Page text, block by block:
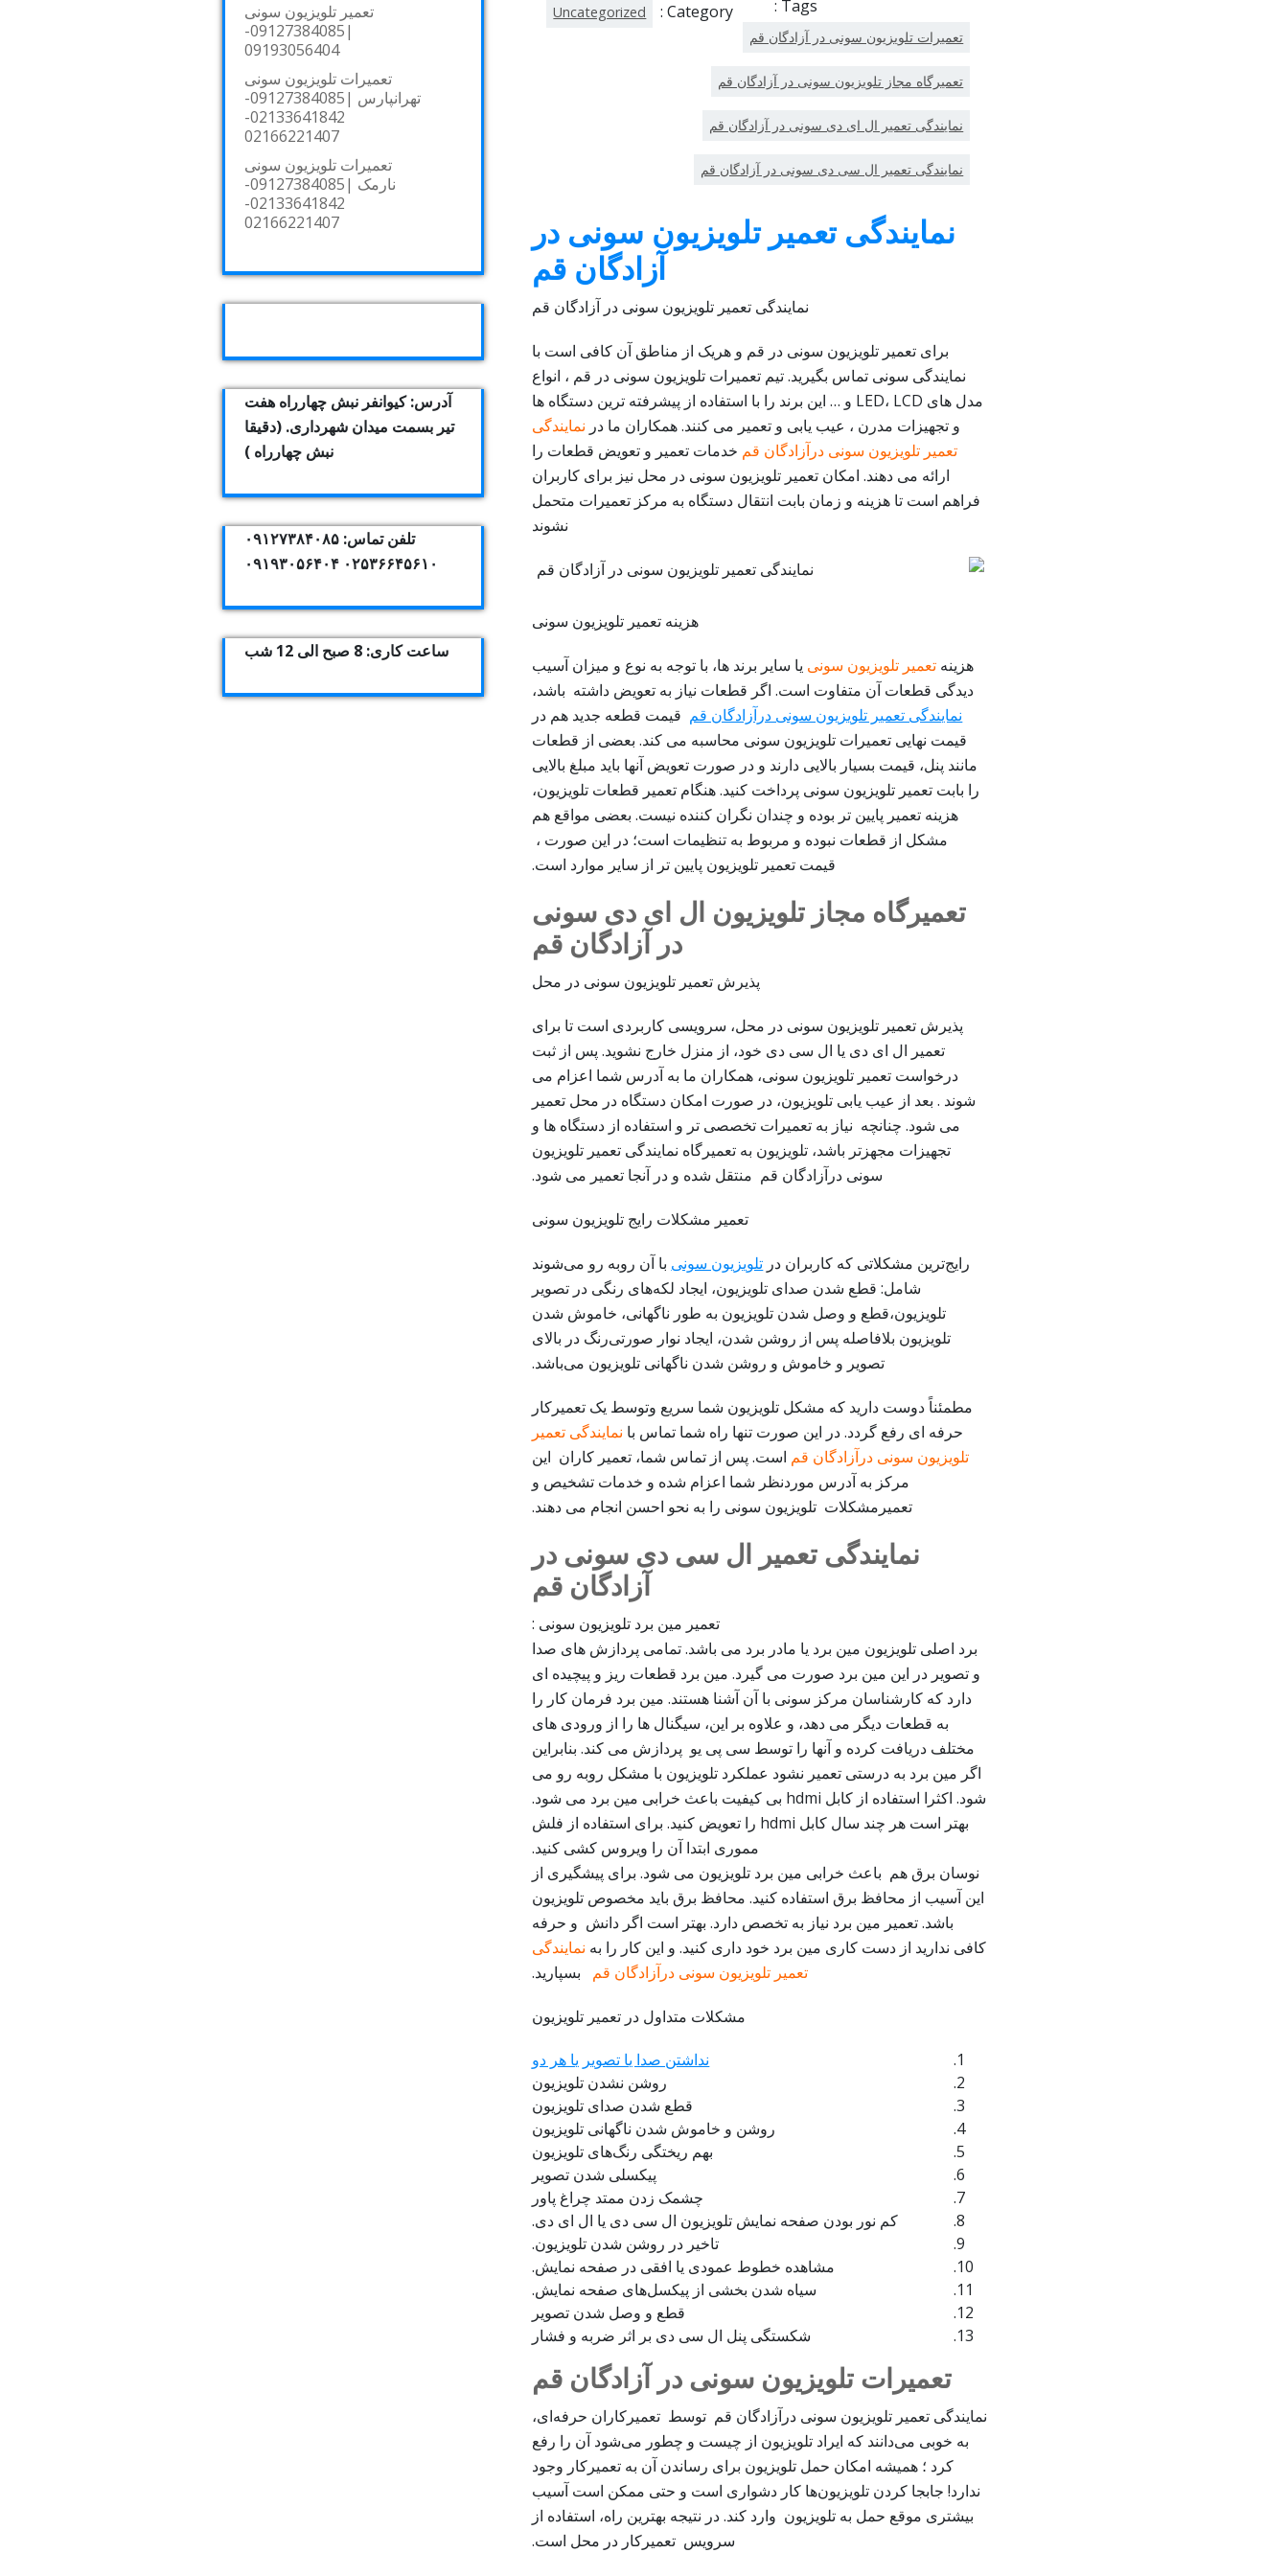
Tags :
تعمیرات تلویزیون سونی در آزادگان قم
تعمیرگاه مجاز تلویزیون سونی در آزادگان قم
نمایندگی تعمیر ال ای دی سونی در آزادگان قم
نمایندگی تعمیر ال سی دی سونی در آزادگان قم
Category :
Uncategorized
نمایندگی تعمیر تلویزیون سونی در
آزادگان قم
نمایندگی تعمیر تلویزیون سونی در آزادگان قم
برای تعمیر تلویزیون سونی در قم و هریک از مناطق آن کافی است با
نمایندگی سونی تماس بگیرید. تیم تعمیرات تلویزیون سونی در قم ، انواع
مدل های LED، LCD و … این برند را با استفاده از پیشرفته ترین دستگاه ها
و تجهیزات مدرن ، عیب یابی و تعمیر می کنند. همکاران ما در نمایندگی
تعمیر تلویزیون سونی درآزادگان قم خدمات تعمیر و تعویض قطعات را
ارائه می دهند. امکان تعمیر تلویزیون سونی در محل نیز برای کاربران
فراهم است تا هزینه و زمان بابت انتقال دستگاه به مرکز تعمیرات متحمل
نشوند
هزینه تعمیر تلویزیون سونی
هزینه تعمیر تلویزیون سونی یا سایر برند ها، با توجه به نوع و میزان آسیب
دیدگی قطعات آن متفاوت است. اگر قطعات نیاز به تعویض داشته باشد،
نمایندگی تعمیر تلویزیون سونی درآزادگان قم قیمت قطعه جدید هم در
قیمت نهایی تعمیرات تلویزیون سونی محاسبه می کند. بعضی از قطعات
مانند پنل، قیمت بسیار بالایی دارند و در صورت تعویض آنها باید مبلغ بالایی
را بابت تعمیر تلویزیون سونی پرداخت کنید. هنگام تعمیر قطعات تلویزیون،
هزینه تعمیر پایین تر بوده و چندان نگران کننده نیست. بعضی مواقع هم
مشکل از قطعات نبوده و مربوط به تنظیمات است؛ در این صورت ،
قیمت تعمیر تلویزیون پایین تر از سایر موارد است.
تعمیرگاه مجاز تلویزیون ال ای دی سونی
در آزادگان قم
پذیرش تعمیر تلویزیون سونی در محل
پذیرش تعمیر تلویزیون سونی در محل، سرویسی کاربردی است تا برای
تعمیر ال ای دی یا ال سی دی خود، از منزل خارج نشوید. پس از ثبت
درخواست تعمیر تلویزیون سونی، همکاران ما به آدرس شما اعزام می
شوند . بعد از عیب یابی تلویزیون، در صورت امکان دستگاه در محل تعمیر
می شود. چنانچه نیاز به تعمیرات تخصصی تر و استفاده از دستگاه ها و
تجهیزات مجهزتر باشد، تلویزیون به تعمیرگاه نمایندگی تعمیر تلویزیون
سونی درآزادگان قم منتقل شده و در آنجا تعمیر می شود.
تعمیر مشکلات رایج تلویزیون سونی
رایج‌ترین مشکلاتی که کاربران در تلویزیون سونی با آن روبه رو می‌شوند
شامل: قطع شدن صدای تلویزیون، ایجاد لکه‌های رنگی در تصویر
تلویزیون،قطع و وصل شدن تلویزیون به طور ناگهانی، خاموش شدن
تلویزیون بلافاصله پس از روشن شدن، ایجاد نوار صورتی‌رنگ در بالای
تصویر و خاموش و روشن شدن ناگهانی تلویزیون می‌باشد.
مطمئناً دوست دارید که مشکل تلویزیون شما سریع وتوسط یک تعمیرکار
حرفه ای رفع گردد. در این صورت تنها راه شما تماس با نمایندگی تعمیر
تلویزیون سونی درآزادگان قم است. پس از تماس شما، تعمیر کاران این
مرکز به آدرس موردنظر شما اعزام شده و خدمات تشخیص و
تعمیرمشکلات تلویزیون سونی را به نحو احسن انجام می دهند.
نمایندگی تعمیر ال سی دی سونی در
آزادگان قم
تعمیر مین برد تلویزیون سونی :
برد اصلی تلویزیون مین برد یا مادر برد می باشد. تمامی پردازش های صدا
و تصویر در این مین برد صورت می گیرد. مین برد قطعات ریز و پیچیده ای
دارد که کارشناسان مرکز سونی با آن آشنا هستند. مین برد فرمان کار را
به قطعات دیگر می دهد، و علاوه بر این، سیگنال ها را از ورودی های
مختلف دریافت کرده و آنها را توسط سی پی یو پردازش می کند. بنابراین
اگر مین برد به درستی تعمیر نشود عملکرد تلویزیون با مشکل روبه رو می
شود. اکثرا استفاده از کابل hdmi بی کیفیت باعث خرابی مین برد می شود.
بهتر است هر چند سال کابل hdmi را تعویض کنید. برای استفاده از فلش
مموری ابتدا آن را ویروس کشی کنید.
نوسان برق هم باعث خرابی مین برد تلویزیون می شود. برای پیشگیری از
این آسیب از محافظ برق استفاده کنید. محافظ برق باید مخصوص تلویزیون
باشد. تعمیر مین برد نیاز به تخصص دارد. بهتر است اگر دانش و حرفه
کافی ندارید از دست کاری مین برد خود داری کنید. و این کار را به نمایندگی
تعمیر تلویزیون سونی درآزادگان قم بسپارید.
مشکلات متداول در تعمیر تلویزیون
نداشتن صدا یا تصویر یا هر دو
روشن نشدن تلویزیون
قطع شدن صدای تلویزیون
روشن و خاموش شدن ناگهانی تلویزیون
بهم ریختگی رنگ‌های تلویزیون
پیکسلی شدن تصویر
چشمک زدن ممتد چراغ پاور
کم نور بودن صفحه نمایش تلویزیون ال سی دی یا ال ای دی.
تاخیر در روشن شدن تلویزیون.
مشاهده خطوط عمودی یا افقی در صفحه نمایش.
سیاه شدن بخشی از پیکسل‌های صفحه نمایش.
قطع و وصل شدن تصویر
شکستگی پنل ال سی دی بر اثر ضربه و فشار
تعمیرات تلویزیون سونی در آزادگان قم
نمایندگی تعمیر تلویزیون سونی درآزادگان قم توسط تعمیرکاران حرفه‌ای،
به خوبی می‌دانند که ایراد تلویزیون از چیست و چطور می‌شود آن را رفع
کرد ؛ همیشه امکان حمل تلویزیون برای رساندن آن به تعمیرکار وجود
ندارد! جابجا کردن تلویزیون‌ها کار دشواری است و حتی ممکن است آسیب
بیشتری موقع حمل به تلویزیون وارد کند. در نتیجه بهترین راه، استفاده از
سرویس تعمیرکار در محل است.
تعمیر تلویزیون سونی
|09127384085-
09193056404
تعمیرات تلویزیون سونی
تهرانپارس |09127384085-
02133641842-
02166221407
تعمیرات تلویزیون سونی
نارمک |09127384085-
02133641842-
02166221407
آدرس: کیوانفر نبش چهارراه هفت
تیر بسمت میدان شهرداری. (دقیقا
نبش چهارراه )
تلفن تماس: ۰۹۱۲۷۳۸۴۰۸۵
۰۲۵۳۶۶۴۵۶۱۰ ۰۹۱۹۳۰۵۶۴۰۴
ساعت کاری: 8 صبح الی 12 شب